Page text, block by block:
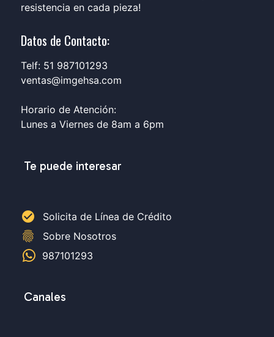
resistencia en cada pieza!
Datos de Contacto:
Telf: 51 987101293
ventas@imgehsa.com
Horario de Atención:
Lunes a Viernes de 8am a 6pm
Te puede interesar
check_circle Solicita de Línea de Crédito
fingerprint
Sobre Nosotros
987101293
Canales